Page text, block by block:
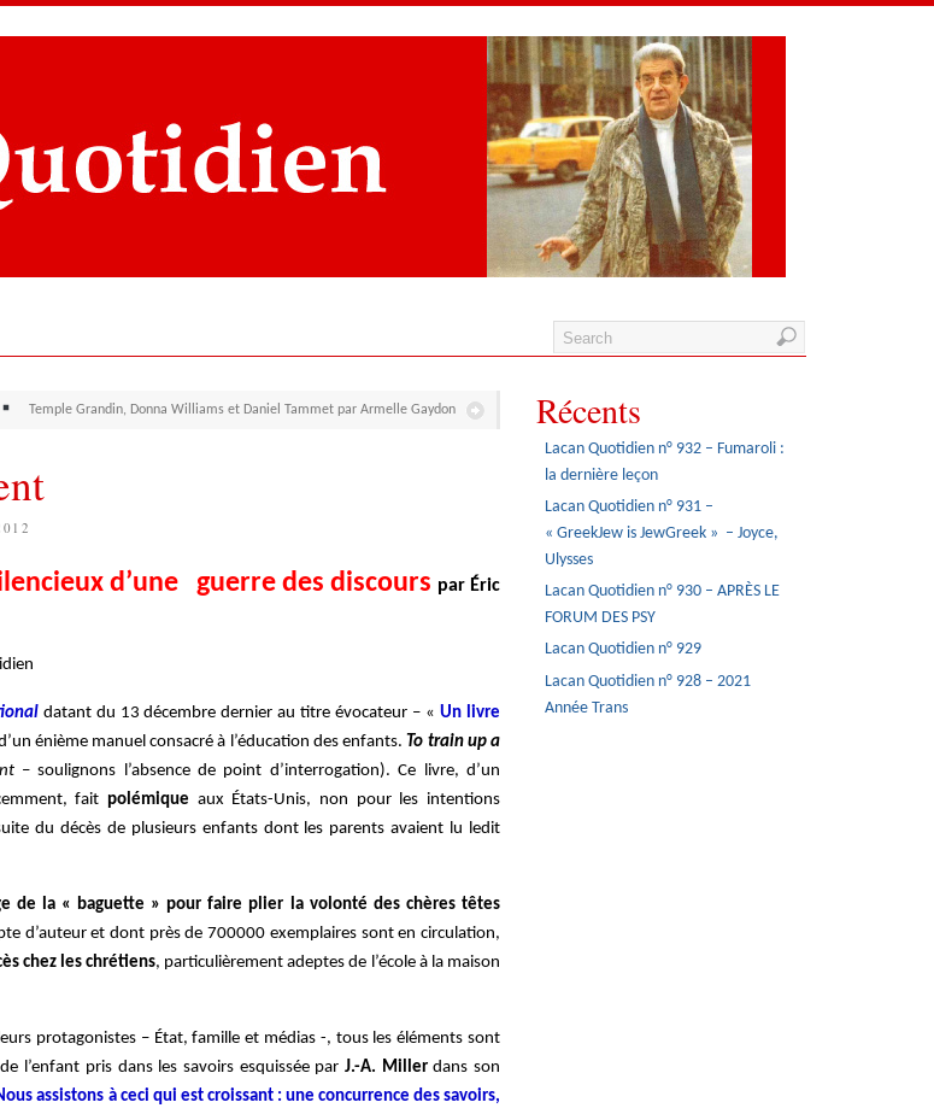
Temple Grandin, Donna Williams et Daniel Tammet par Armelle Gaydon
d’une guerre des discours par Éric
datant du 13 décembre dernier au titre évocateur – «Un livre
énième manuel consacré à l’éducation des enfants.To train up a
– soulignons l’absence de point d’interrogation). Ce livre, d’un
faitpolémique aux États-Unis, non pour les intentions
du décès de plusieurs enfants dont les parents avaient lu ledit
de la « baguette » pour faire plier la volonté des chères têtes
d’auteur et dont près de 700000 exemplaires sont en circulation,
chez les chrétiens, particulièrement adeptes de l’école à la maison
protagonistes – État, famille et médias -, tous les éléments sont
l’enfant pris dans les savoirs esquissée par J.-A. Millerdans son
assistons à ceci qui est croissant : une concurrence des savoirs,
Récents
Lacan Quotidien n° 932 – Fumaroli :
la dernière leçon
Lacan Quotidien n° 931 –
« GreekJew is JewGreek » – Joyce,
Ulysses
Lacan Quotidien n° 930 – APRÈS LE
FORUM DES PSY
Lacan Quotidien n° 929
Lacan Quotidien n° 928 – 2021
Année Trans